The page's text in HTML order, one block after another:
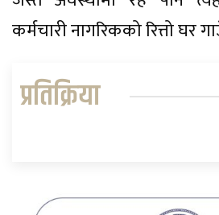
कर्मचारी नागरिकको रित्तो घर
प्रतिक्रिया